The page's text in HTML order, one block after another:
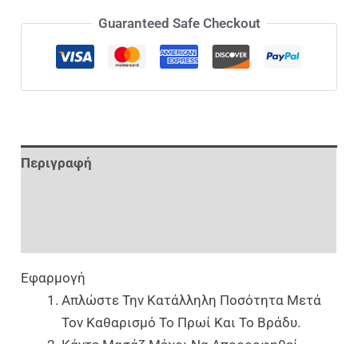
Guaranteed Safe Checkout
Περιγραφή
Εφαρμογή
Απλώστε Την Κατάλληλη Ποσότητα Μετά
Τον Καθαρισμό Το Πρωί Και Το Βράδυ.